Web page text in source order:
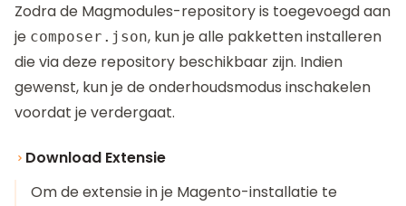
Zodra de Magmodules-repository is toegevoegd aan
je composer.json, kun je alle pakketten installeren
die via deze repository beschikbaar zijn. Indien
gewenst, kun je de onderhoudsmodus inschakelen
voordat je verdergaat.
Download Extensie
Om de extensie in je Magento-installatie te